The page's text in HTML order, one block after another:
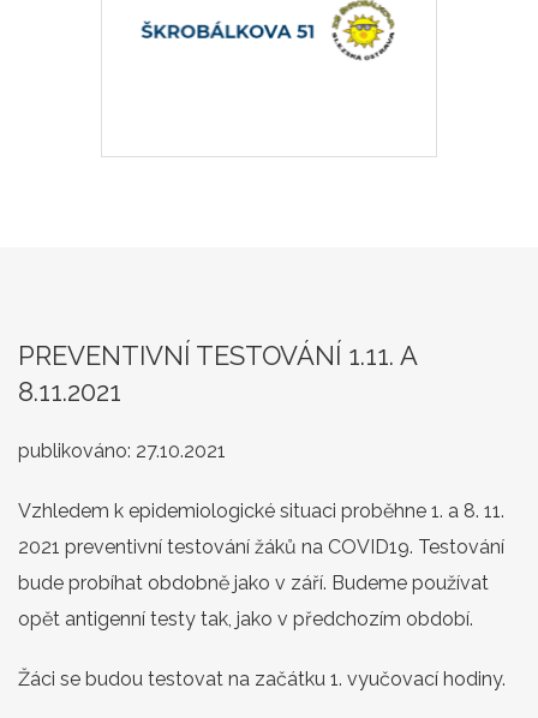
PREVENTIVNÍ TESTOVÁNÍ 1.11. A
8.11.2021
publikováno: 27.10.2021
Vzhledem k epidemiologické situaci proběhne 1. a 8. 11.
2021 preventivní testování žáků na COVID19. Testování
bude probíhat obdobně jako v září. Budeme používat
opět antigenní testy tak, jako v předchozím období.
Žáci se budou testovat na začátku 1. vyučovací hodiny.